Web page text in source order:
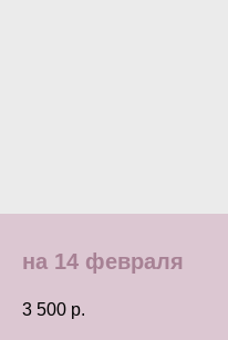
на 14 февраля
3 500 р.